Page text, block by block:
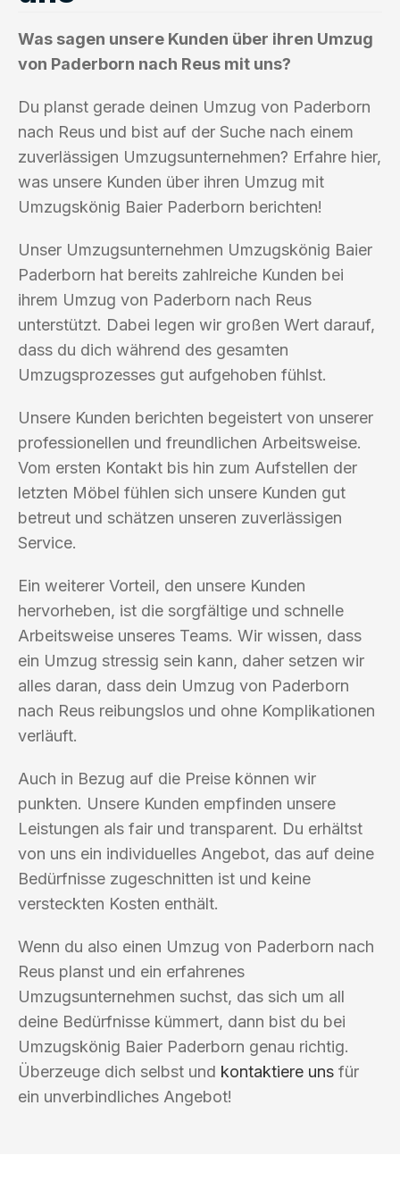
Was sagen unsere Kunden über ihren Umzug
von Paderborn nach Reus mit uns?
Du planst gerade deinen Umzug von Paderborn
nach Reus und bist auf der Suche nach einem
zuverlässigen Umzugsunternehmen? Erfahre hier,
was unsere Kunden über ihren Umzug mit
Umzugskönig Baier Paderborn berichten!
Unser Umzugsunternehmen Umzugskönig Baier
Paderborn hat bereits zahlreiche Kunden bei
ihrem Umzug von Paderborn nach Reus
unterstützt. Dabei legen wir großen Wert darauf,
dass du dich während des gesamten
Umzugsprozesses gut aufgehoben fühlst.
Unsere Kunden berichten begeistert von unserer
professionellen und freundlichen Arbeitsweise.
Vom ersten Kontakt bis hin zum Aufstellen der
letzten Möbel fühlen sich unsere Kunden gut
betreut und schätzen unseren zuverlässigen
Service.
Ein weiterer Vorteil, den unsere Kunden
hervorheben, ist die sorgfältige und schnelle
Arbeitsweise unseres Teams. Wir wissen, dass
ein Umzug stressig sein kann, daher setzen wir
alles daran, dass dein Umzug von Paderborn
nach Reus reibungslos und ohne Komplikationen
verläuft.
Auch in Bezug auf die Preise können wir
punkten. Unsere Kunden empfinden unsere
Leistungen als fair und transparent. Du erhältst
von uns ein individuelles Angebot, das auf deine
Bedürfnisse zugeschnitten ist und keine
versteckten Kosten enthält.
Wenn du also einen Umzug von Paderborn nach
Reus planst und ein erfahrenes
Umzugsunternehmen suchst, das sich um all
deine Bedürfnisse kümmert, dann bist du bei
Umzugskönig Baier Paderborn genau richtig.
Überzeuge dich selbst und kontaktiere uns für
ein unverbindliches Angebot!